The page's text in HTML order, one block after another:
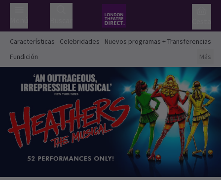
Características Celebridades
Nuevos programas + Transferencias
Fundición
Más